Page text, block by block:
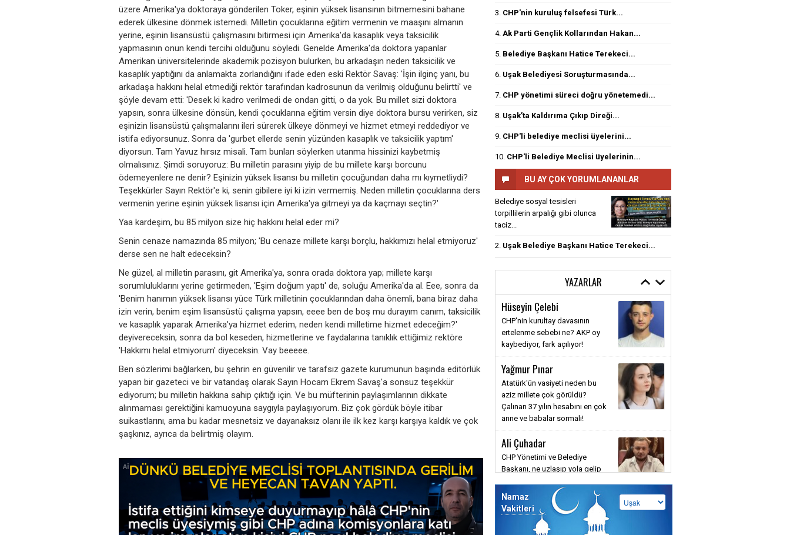
üzere Amerika'ya doktoraya gönderilen Toker, eşinin yüksek lisansının bitmemesini bahane
ederek ülkesine dönmek istemedi. Milletin çocuklarına eğitim vermenin ve maaşını almanın
yerine, eşinin lisansüstü çalışmasını bitirmesi için Amerika'da kasaplık veya taksicilik
yapmasının onun kendi tercihi olduğunu söyledi. Genelde Amerika'da doktora yapanlar
Amerikan üniversitelerinde akademik pozisyon bulurken, bu arkadaşın neden taksicilik ve
kasaplık yaptığını da anlamakta zorlandığını ifade eden eski Rektör Savaş: 'İşin ilginç yanı, bu
arkadaşa hakkını helal etmediği rektör tarafından kadrosunun da verilmiş olduğunu belirtti' ve
şöyle devam etti: 'Desek ki kadro verilmedi de ondan gitti, o da yok. Bu millet sizi doktora
yapsın, sonra ülkesine dönsün, kendi çocuklarına eğitim versin diye doktora bursu verirken, siz
eşinizin lisansüstü çalışmalarını ileri sürerek ülkeye dönmeyi ve hizmet etmeyi reddediyor ve
istifa ediyorsunuz. Sonra da 'gurbet ellerde senin yüzünden kasaplık ve taksicilik yaptım'
diyorsun. Tam Yavuz hırsız misali. Tam bunları söylerken utanma hissinizi kaybetmiş
olmalısınız. Şimdi soruyoruz: Bu milletin parasını yiyip de bu millete karşı borcunu
ödemeyenlere ne denir? Eşinizin yüksek lisansı bu milletin çocuğundan daha mı kıymetliydi?
Teşekkürler Sayın Rektör'e ki, senin gibilere iyi ki izin vermemiş. Neden milletin çocuklarına ders
vermenin yerine eşinin yüksek lisansı için Amerika'ya gitmeyi ya da kaçmayı seçtin?'
Yaa kardeşim, bu 85 milyon size hiç hakkını helal eder mi?
Senin cenaze namazında 85 milyon; 'Bu cenaze millete karşı borçlu, hakkımızı helal etmiyoruz'
derse sen ne halt edeceksin?
Ne güzel, al milletin parasını, git Amerika'ya, sonra orada doktora yap; millete karşı
sorumluluklarını yerine getirmeden, 'Eşim doğum yaptı' de, soluğu Amerika'da al. Eee, sonra da
'Benim hanımın yüksek lisansı yüce Türk milletinin çocuklarından daha önemli, bana biraz daha
izin verin, benim eşim lisansüstü çalışma yapsın, eeee ben de boş mu durayım canım, taksicilik
ve kasaplık yaparak Amerika'ya hizmet ederim, neden kendi milletime hizmet edeceğim?'
deyivereceksin, sonra da bol keseden, hizmetlerine ve faydalarına tanıklık ettiğimiz rektöre
'Hakkımı helal etmiyorum' diyeceksin. Vay beeeee.
Ben sözlerimi bağlarken, bu şehrin en güvenilir ve tarafsız gazete kurumunun başında editörlük
yapan bir gazeteci ve bir vatandaş olarak Sayın Hocam Ekrem Savaş'a sonsuz teşekkür
ediyorum; bu milletin hakkına sahip çıktığı için. Ve bu müfterinin paylaşımlarının dikkate
alınmaması gerektiğini kamuoyuna saygıyla paylaşıyorum. Biz çok gördük böyle itibar
suikastlarını, ama bu kadar mesnetsiz ve dayanaksız olanı ile ilk kez karşı karşıya kaldık ve çok
şaşkınız, ayrıca da belirtmiş olayım.
3. CHP'nin kuruluş felsefesi Türk...
4. Ak Parti Gençlik Kollarından Hakan...
5. Belediye Başkanı Hatice Terekeci...
6. Uşak Belediyesi Soruşturmasında...
7. CHP yönetimi süreci doğru yönetemedi...
8. Uşak’ta Kaldırıma Çıkıp Direği...
9. CHP'li belediye meclisi üyelerini...
10. CHP'li Belediye Meclisi üyelerinin...
BU AY ÇOK YORUMLANANLAR
Belediye sosyal tesisleri
torpillilerin arpalığı gibi olunca
taciz...
2. Uşak Belediye Başkanı Hatice Terekeci...
YAZARLAR
Hüseyin Çelebi
CHP'nin kurultay davasının
ertelenme sebebi ne? AKP oy
kaybediyor, fark açılıyor!
Yağmur Pınar
Atatürk'ün vasiyeti neden bu
aziz millete çok görüldü?
Çalınan 37 yılın hesabını en çok
anne ve babalar sormalı!
Ali Çuhadar
CHP Yönetimi ve Belediye
Başkanı, ne uzlaşıp yola gelip
savunma yazıp savaşmaya
değmezsiniz
Namaz
Vakitleri